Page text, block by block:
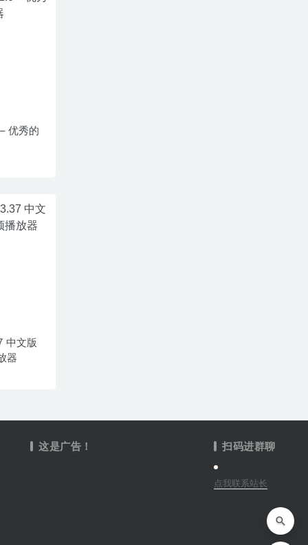
优秀的
中文版
器
这是广告！ 扫码进群聊
点我联系站长